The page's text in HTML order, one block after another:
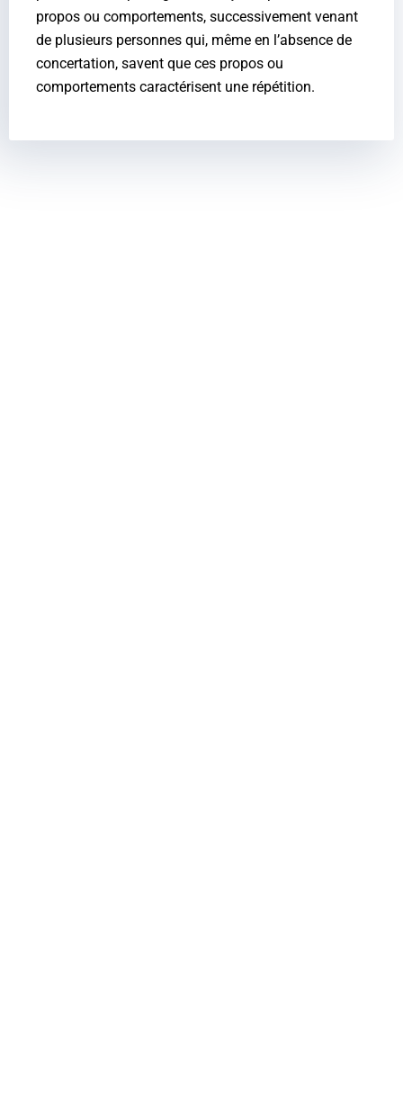
propos ou comportements, successivement venant
de plusieurs personnes qui, même en l’absence de
concertation, savent que ces propos ou
comportements caractérisent une répétition.